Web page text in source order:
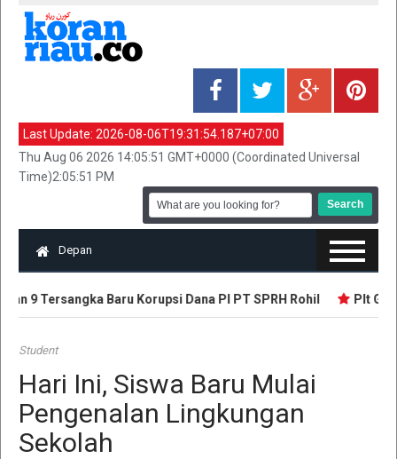
Last Update: 2026-08-06T19:31:54.187+07:00
Thu Aug 06 2026 14:05:51 GMT+0000 (Coordinated Universal
Time)2:05:51 PM
Depan
9 Tersangka Baru Korupsi Dana PI PT SPRH Rohil Plt Gubri
Student
Hari Ini, Siswa Baru Mulai
Pengenalan Lingkungan
Sekolah